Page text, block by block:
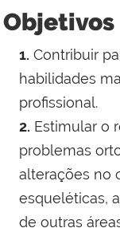
Objetivos
1. Contribuir
habilidades
profissional.
2. Estimular o
problemas
alterações no
esqueléticas,
de outras